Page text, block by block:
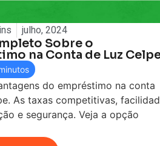
julho, 2024
Sobre o
na Conta de Luz
do empréstimo na conta
As taxas competitivas,
e segurança. Veja a opção